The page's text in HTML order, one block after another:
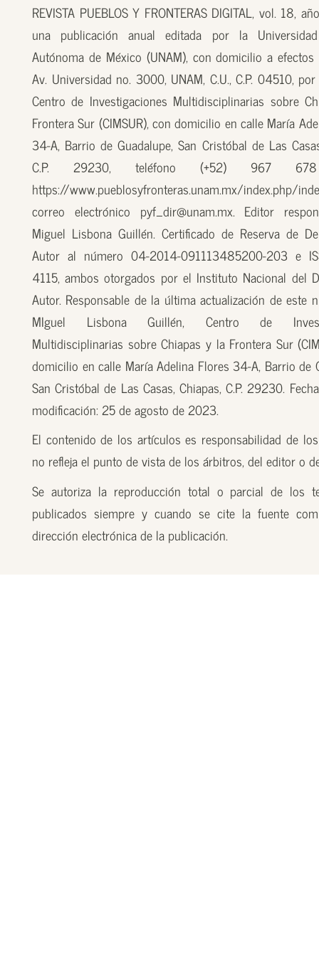
REVISTA PUEBLOS Y FRONTERAS DIGITAL, vol. 18,
una publicación anual editada por la
Autónoma de México (UNAM), con domicilio a
Av. Universidad no. 3000, UNAM, C.U., C.P. 04510,
Centro de Investigaciones Multidisciplinarias sobre
Frontera Sur (CIMSUR), con domicilio en calle María
34-A, Barrio de Guadalupe, San Cristóbal de Las
C.P. 29230, teléfono (+52) 967
https://www.pueblosyfronteras.unam.mx/index.php/
correo electrónico pyf_dir@unam.mx. Editor
Miguel Lisbona Guillén. Certificado de Reserva de
Autor al número 04-2014-091113485200-203 e
4115, ambos otorgados por el Instituto Nacional del
Autor. Responsable de la última actualización de este
MIguel Lisbona Guillén, Centro de
Multidisciplinarias sobre Chiapas y la Frontera Sur
domicilio en calle María Adelina Flores 34-A, Barrio de
San Cristóbal de Las Casas, Chiapas, C.P. 29230.
modificación: 25 de agosto de 2023.
El contenido de los artículos es responsabilidad de
no refleja el punto de vista de los árbitros, del editor o
Se autoriza la reproducción total o parcial de los
publicados siempre y cuando se cite la fuente
dirección electrónica de la publicación.